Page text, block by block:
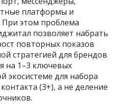
платформы и
При этом проблема
позволяет набрать
повторных показов
стратегией для брендов
на 1–3 ключевых
экосистеме для набора
(3+), а не деление